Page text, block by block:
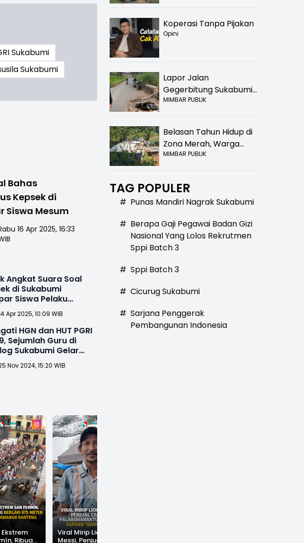
Sukabumi
Sukabumi
Bahas
Kepsek di
Siswa Mesum
16 Apr 2025, 16:33
Angkat Suara Soal
di Sukabumi
Siswa Pelaku
Lalu Bayar Ganti
Apr 2025, 10:09 WIB
HGN dan HUT PGRI
Sejumlah Guru di
Sukabumi Gelar
Nov 2024, 15:20 WIB
Ribuan
Viral Mirip Lionel
Messi, Penjual Cilok
Koperasi Tanpa Pijakan
Opini
Lapor Jalan
Gegerbitung Sukabumi
Bolong! Bahaya Bagi
MIMBAR PUBLIK
Belasan Tahun Hidup di
Zona Merah, Warga
Kampung Nangewer
Relokasi
MIMBAR PUBLIK
TAG POPULER
# Punas Mandiri Nagrak Sukabumi
# Berapa Gaji Pegawai Badan Gizi
Nasional Yang Lolos Rekrutmen
Sppi Batch 3
# Sppi Batch 3
# Cicurug Sukabumi
# Sarjana Penggerak
Pembangunan Indonesia